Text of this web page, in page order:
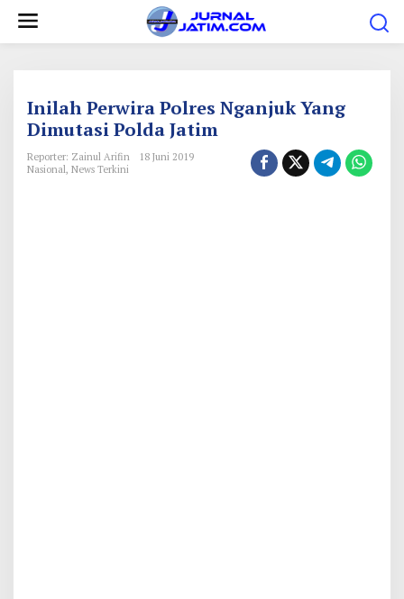
Inilah Perwira Polres Nganjuk Yang
Dimutasi Polda Jatim
Reporter: Zainul Arifin
18 Juni 2019
Nasional, News Terkini